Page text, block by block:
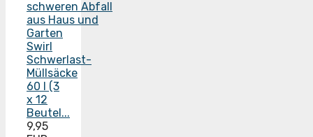
Swirl
Schwerlast-
Müllsäcke
60 l (3
x 12
Beutel...
9,95